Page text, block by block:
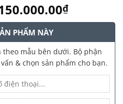
₫Current
price
PHẨM NÀY
mẫu bên dưới. Bộ phận
& chọn sản phẩm cho bạn.